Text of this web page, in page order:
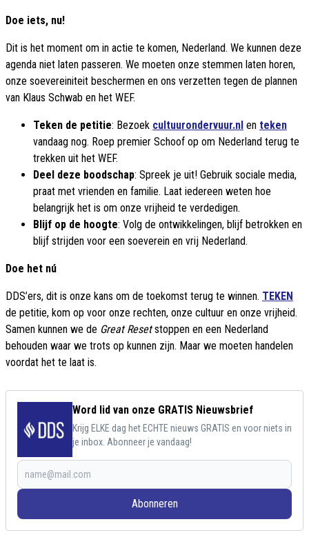
Doe iets, nu!
Dit is het moment om in actie te komen, Nederland. We kunnen deze
agenda niet laten passeren. We moeten onze stemmen laten horen,
onze soevereiniteit beschermen en ons verzetten tegen de plannen
van Klaus Schwab en het WEF.
Teken de petitie: Bezoek cultuurondervuur.nl en teken
vandaag nog. Roep premier Schoof op om Nederland terug te
trekken uit het WEF.
Deel deze boodschap: Spreek je uit! Gebruik sociale media,
praat met vrienden en familie. Laat iedereen weten hoe
belangrijk het is om onze vrijheid te verdedigen.
Blijf op de hoogte: Volg de ontwikkelingen, blijf betrokken en
blijf strijden voor een soeverein en vrij Nederland.
Doe het nú
DDS’ers, dit is onze kans om de toekomst terug te winnen. TEKEN
de petitie, kom op voor onze rechten, onze cultuur en onze vrijheid.
Samen kunnen we de Great Resetstoppen en een Nederland
behouden waar we trots op kunnen zijn. Maar we moeten handelen
voordat het te laat is.
Word lid van onze GRATIS Nieuwsbrief
Krijg ELKE dag het ECHTE nieuws GRATIS en voor niets in
je inbox. Abonneer je vandaag!
Abonneren